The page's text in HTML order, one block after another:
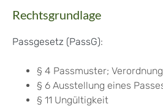
Rechtsgrundlage
Passgesetz (PassG):
§ 4 Passmuster;
§ 6 Ausstellung eines
§ 11 Ungültigkeit